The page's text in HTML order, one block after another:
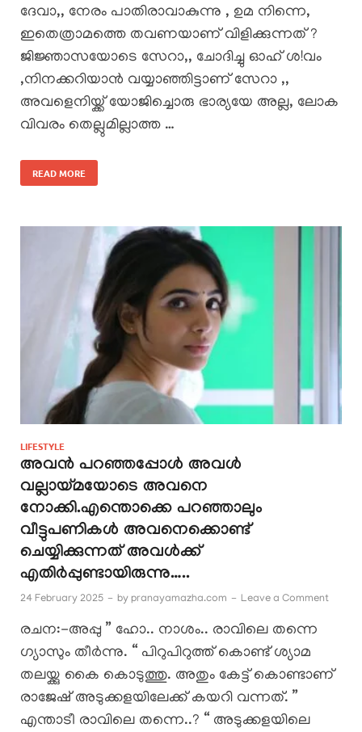
ദേവാ,, നേരം പാതിരാവാകുന്നു , ഉമ നിന്നെ,
ഇതെത്രാമത്തെ തവണയാണ് വിളിക്കുന്നത് ?
ജിജ്ഞാസയോടെ സേറാ,, ചോദിച്ചു ഓഹ് ശ!വം
,നിനക്കറിയാൻ വയ്യാഞ്ഞിട്ടാണ് സേറാ ,,
അവളെനിയ്ക്ക് യോജിച്ചൊരു ഭാര്യയേ അല്ല, ലോക
വിവരം തെല്ലുമില്ലാത്ത …
READ MORE
LIFESTYLE
അവൻ പറഞ്ഞപ്പോൾ അവൾ
വല്ലായ്മയോടെ അവനെ
നോക്കി.എന്തൊക്കെ പറഞ്ഞാലും
വീട്ടുപണികൾ അവനെക്കൊണ്ട്
ചെയ്യിക്കുന്നത് അവൾക്ക്
എതിർപ്പുണ്ടായിരുന്നു…..
24 February 2025 - by pranayamazha.com - Leave a Comment
രചന:-അപ്പു ” ഹോ.. നാശം.. രാവിലെ തന്നെ
ഗ്യാസും തീർന്നു. “ പിറുപിറുത്ത് കൊണ്ട് ശ്യാമ
തലയ്ക്കു കൈ കൊടുത്തു. അതും കേട്ട് കൊണ്ടാണ്
രാജേഷ് അടുക്കളയിലേക്ക് കയറി വന്നത്. ”
എന്താടീ രാവിലെ തന്നെ..? “ അടുക്കളയിലെ